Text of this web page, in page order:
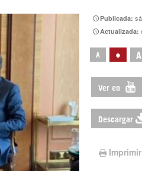
Publicada:
Actualizada:
A • A
Ver en
Descargar
Imprimir